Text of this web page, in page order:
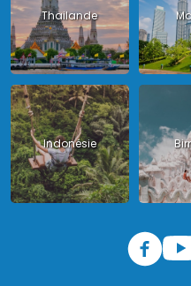
Thailande
Indonésie